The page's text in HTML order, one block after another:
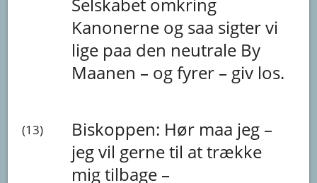
Kanonerne og saa sigtervi
lige paa den neutrale By
Maanen – ogfyrer – giv los.
(13) Biskoppen: Hør maa jeg –
jegvil gernetil attrække
migtilbage –